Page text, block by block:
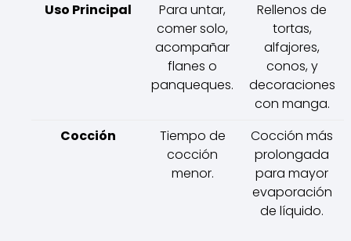
Uso Principal
Para untar,
comer solo,
acompañar
flanes o
panqueques.
Rellenos de
tortas,
alfajores,
conos, y
decoraciones
con manga.
Cocción
Tiempo de
cocción
menor.
Cocción más
prolongada
para mayor
evaporación
de líquido.